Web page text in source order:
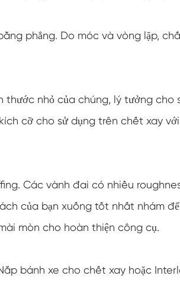
phẳng. Do móc và vòng lặp,
nhỏ của chúng, lý tưởng cho
cỡ cho sử dụng trên chết xay
Các vành đai có nhiều
của bạn xuống tốt nhất nhám
mòn cho hoàn thiện công cụ.
bánh xe cho chết xay hoặc